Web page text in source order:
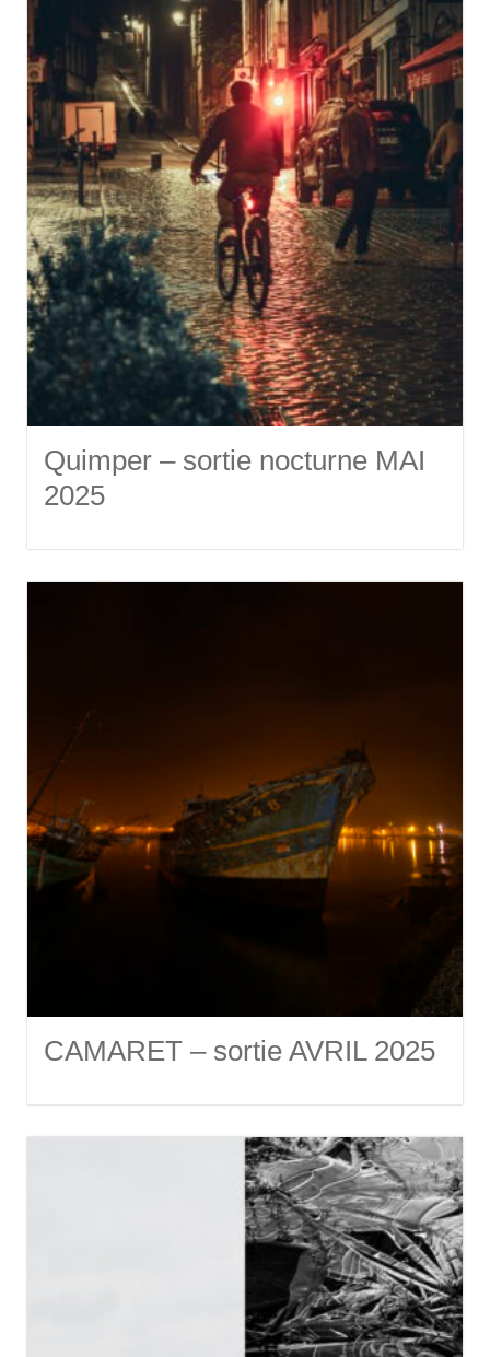
Quimper – sortie nocturne MAI
2025
CAMARET – sortie AVRIL 2025